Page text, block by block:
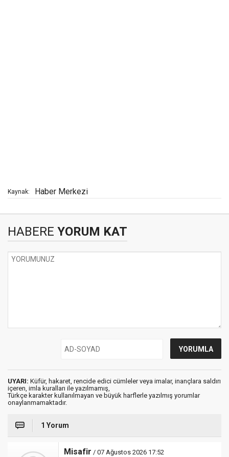
Kaynak: Haber Merkezi
HABERE YORUM KAT
UYARI: Küfür, hakaret, rencide edici cümleler veya imalar, inançlara saldırı
içeren, imla kuralları ile yazılmamış,
Türkçe karakter kullanılmayan ve büyük harflerle yazılmış yorumlar
onaylanmamaktadır.
1 Yorum
Misafir / 07 Ağustos 2026 17:52